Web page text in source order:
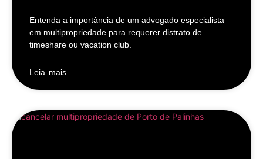
Entenda a importância de um advogado especialista
em multipropriedade para requerer distrato de
timeshare ou vacation club.
Leia mais